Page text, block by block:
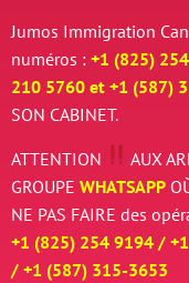
Jumos Immigration
numéros : +1 (825)
210 5760 et +1 (587)
SON CABINET.
ATTENTION AUX
GROUPE WHATSAPP
NE PAS FAIRE des
+1 (825) 254 9194 / +
/ +1 (587) 315-3653